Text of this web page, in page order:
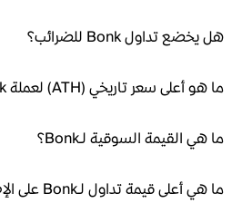
هل يخضع تداول Bonk للضرائب؟
ما هو أعلى سعر تاريخي (ATH) لعملة Bonk؟
ما هي القيمة السوقية لـBonk؟
ما هي أعلى قيمة تداول لـBonk على الإطلاق؟